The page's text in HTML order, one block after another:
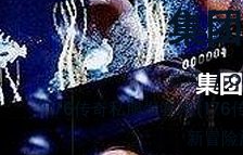
集
首页
176传奇私服发布网(176
新冒